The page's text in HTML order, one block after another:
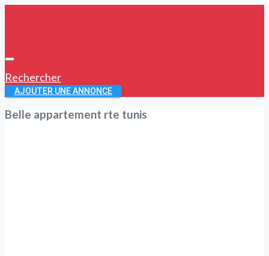
Rechercher
AJOUTER UNE ANNONCE
Belle appartement rte tunis